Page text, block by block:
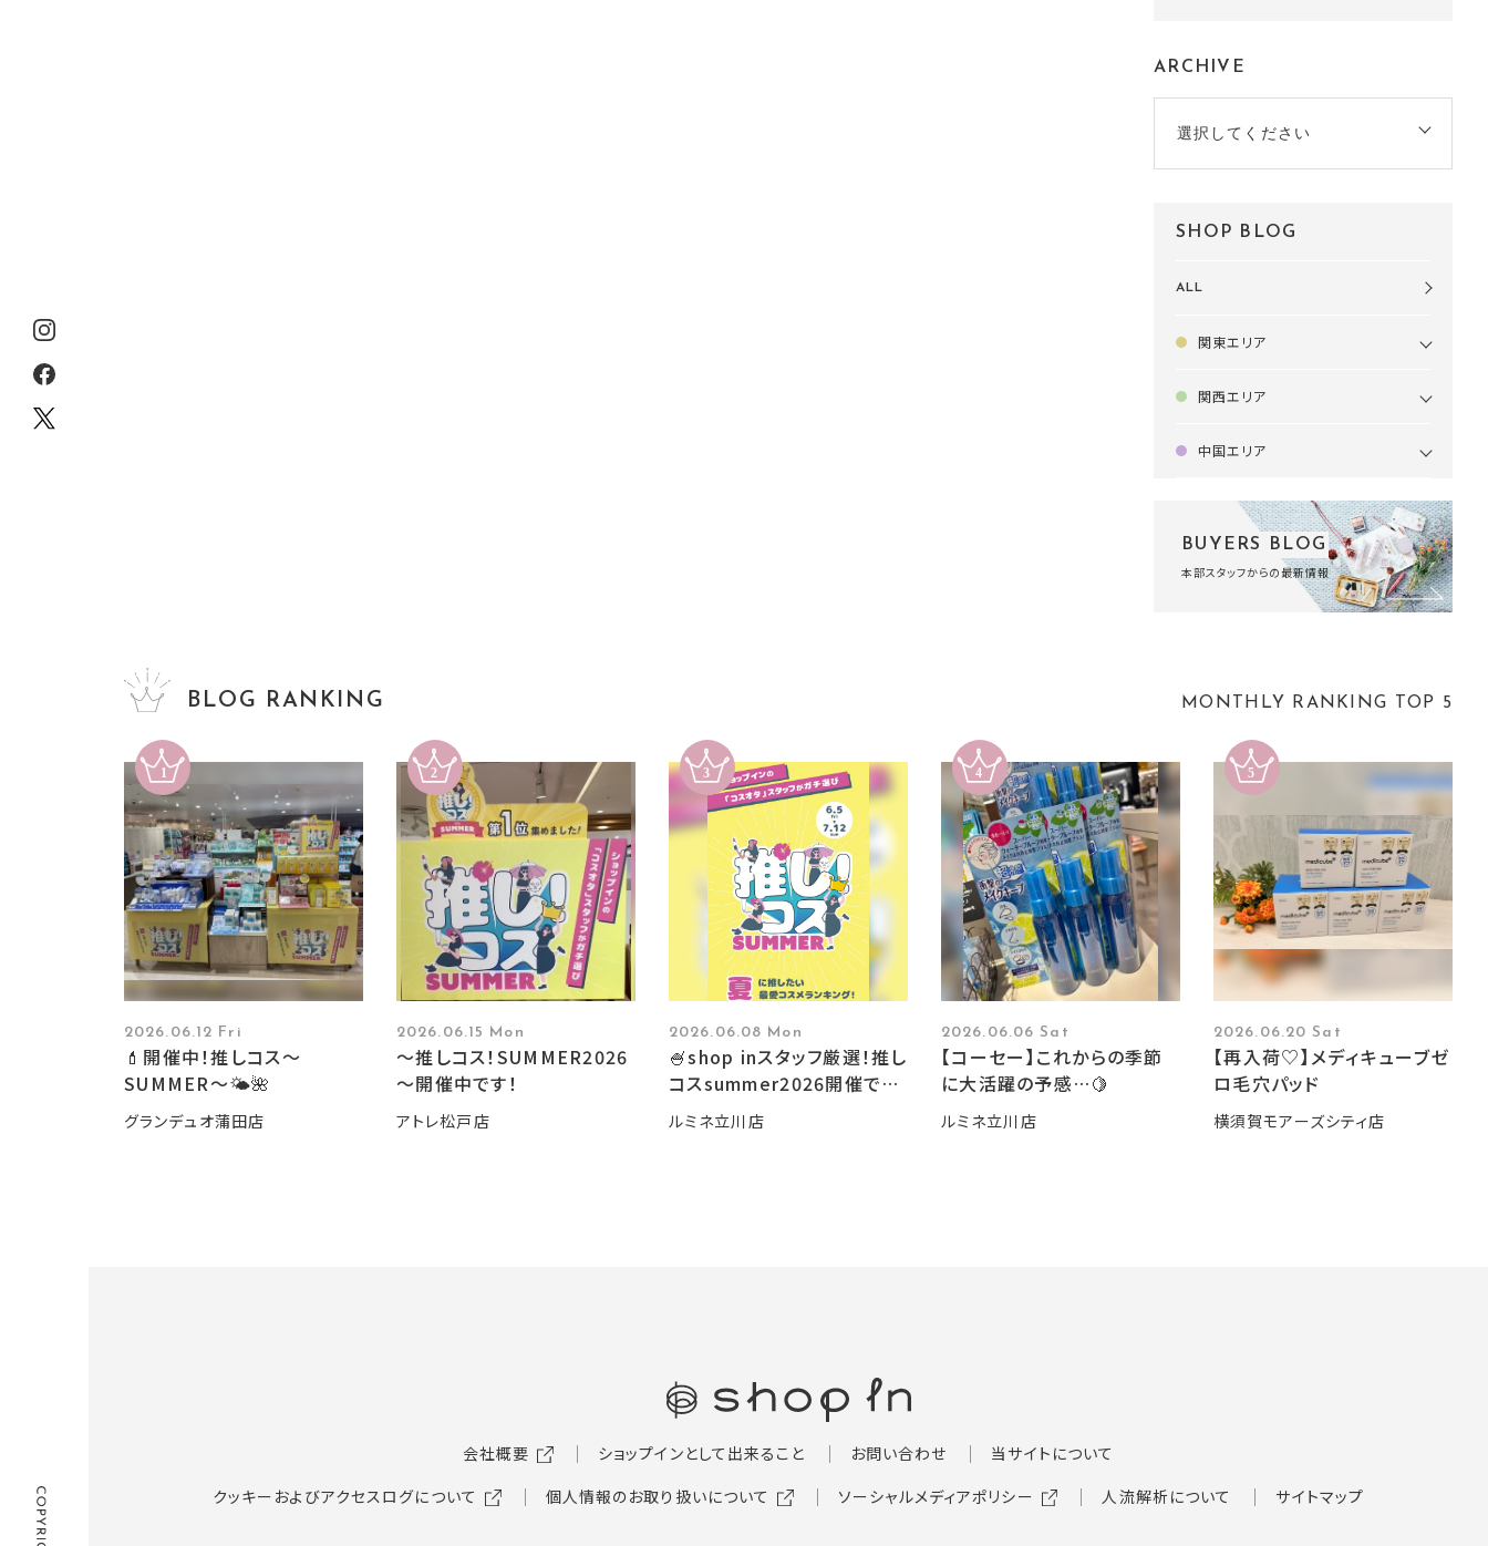
ARCHIVE
選択してください
SHOP BLOG
ALL
関東エリア
関西エリア
中国エリア
BUYERS BLOG
本部スタッフからの最新情報
BLOG RANKING MONTHLY RANKING TOP 5
2026.06.12 Fri
💄開催中！推しコス〜
SUMMER〜🌤️🌺
グランデュオ蒲田店
2026.06.15 Mon
～推しコス！SUMMER2026
～開催中です！
アトレ松戸店
2026.06.08 Mon
🍧shop inスタッフ厳選！推し
コスsummer2026開催です
🍧
ルミネ立川店
2026.06.06 Sat
【コーセー】これからの季節
に大活躍の予感…🍋
ルミネ立川店
2026.06.20 Sat
【再入荷♡】メディキューブゼ
ロ毛穴パッド
横須賀モアーズシティ店
会社概要 ショップインとして出来ること お問い合わせ
当サイトについて
クッキーおよびアクセスログについて
個人情報のお取り扱いについて ソーシャルメディアポリシー 人流解析について サイトマップ